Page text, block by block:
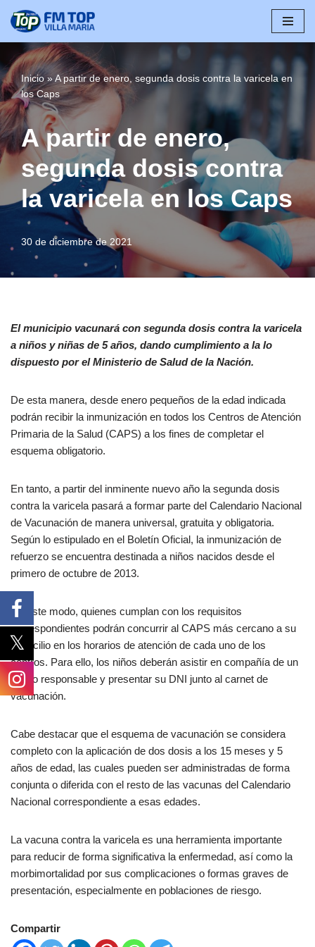
al
contenido
Inicio»A partir de enero, segunda dosis contra la varicela en
los Caps
A partir de enero,
segunda dosis contra
la varicela en los Caps
30 de diciembre de 2021
El municipio vacunará con segunda dosis contra la varicela
a niños y niñas de 5 años, dando cumplimiento a la lo
dispuesto por el Ministerio de Salud de la Nación.
De esta manera, desde enero pequeños de la edad indicada
podrán recibir la inmunización en todos los Centros de Atención
Primaria de la Salud (CAPS) a los fines de completar el
esquema obligatorio.
En tanto, a partir del inminente nuevo año la segunda dosis
contra la varicela pasará a formar parte del Calendario Nacional
de Vacunación de manera universal, gratuita y obligatoria.
Según lo estipulado en el Boletín Oficial, la inmunización de
refuerzo se encuentra destinada a niños nacidos desde el
primero de octubre de 2013.
De este modo, quienes cumplan con los requisitos
correspondientes podrán concurrir al CAPS más cercano a su
domicilio en los horarios de atención de cada uno de los
centros. Para ello, los niños deberán asistir en compañía de un
adulto responsable y presentar su DNI junto al carnet de
vacunación.
Cabe destacar que el esquema de vacunación se considera
completo con la aplicación de dos dosis a los 15 meses y 5
años de edad, las cuales pueden ser administradas de forma
conjunta o diferida con el resto de las vacunas del Calendario
Nacional correspondiente a esas edades.
La vacuna contra la varicela es una herramienta importante
para reducir de forma significativa la enfermedad, así como la
morbimortalidad por sus complicaciones o formas graves de
presentación, especialmente en poblaciones de riesgo.
Compartir